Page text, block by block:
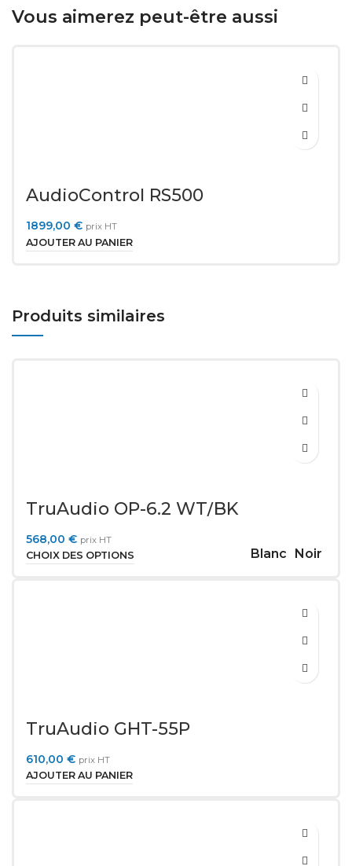
Vous aimerez peut-être aussi
AudioControl RS500
1899,00 € prix HT
AJOUTER AU PANIER
Produits similaires
TruAudio OP-6.2 WT/BK
568,00 € prix HT
CHOIX DES OPTIONS Blanc Noir
TruAudio GHT-55P
610,00 € prix HT
AJOUTER AU PANIER